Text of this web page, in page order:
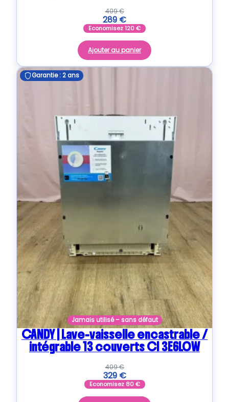
409€
289 €
Economisez120€
Ajouter au panier
Garantie : 2 ans
Jamais utilisé – sans défaut
CANDY | Lave-vaisselle encastrable /
intégrable 13 couverts CI 3E6L0W
409€
329 €
Economisez 80€